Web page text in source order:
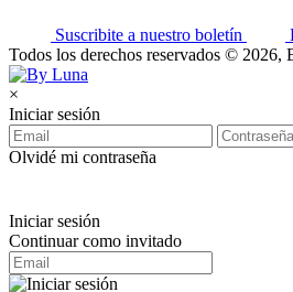
Suscribite a nuestro boletín
Todos los derechos reservados © 2026,
×
Iniciar sesión
Olvidé mi contraseña
Iniciar sesión
Continuar como invitado